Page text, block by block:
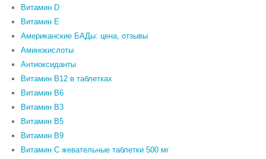
Витамин D
Витамин Е
Американские БАДы: цена, отзывы
Аминокислоты
Антиоксиданты
Витамин B12 в таблетках
Витамин B6
Витамин В3
Витамин В5
Витамин В9
Витамин С жевательные таблетки 500 мг